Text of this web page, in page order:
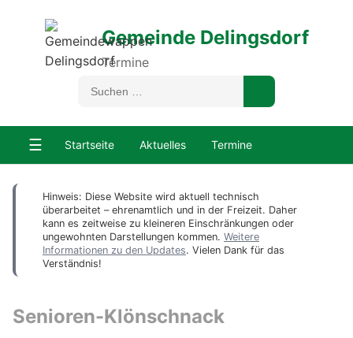
Gemeinde Delingsdorf
Termine
☰ Startseite Aktuelles Termine
Hinweis: Diese Website wird aktuell technisch
überarbeitet – ehrenamtlich und in der Freizeit. Daher
kann es zeitweise zu kleineren Einschränkungen oder
ungewohnten Darstellungen kommen. Weitere
Informationen zu den Updates. Vielen Dank für das
Verständnis!
Senioren-Klönschnack